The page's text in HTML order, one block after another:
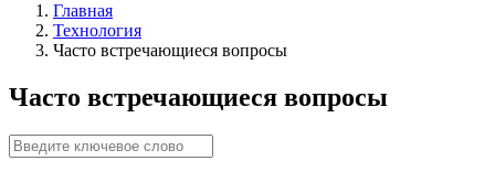
Главная
Технология
Часто встречающиеся вопросы
Часто встречающиеся вопросы